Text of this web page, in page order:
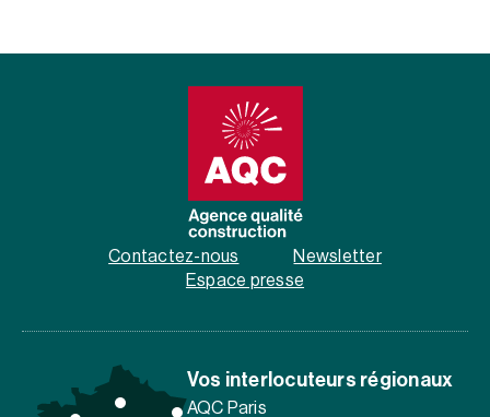
Contactez-nous
Newsletter
Espace presse
Vos interlocuteurs régionaux
AQC Paris